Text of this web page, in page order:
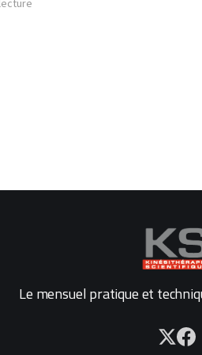
Le mensuel pratique et